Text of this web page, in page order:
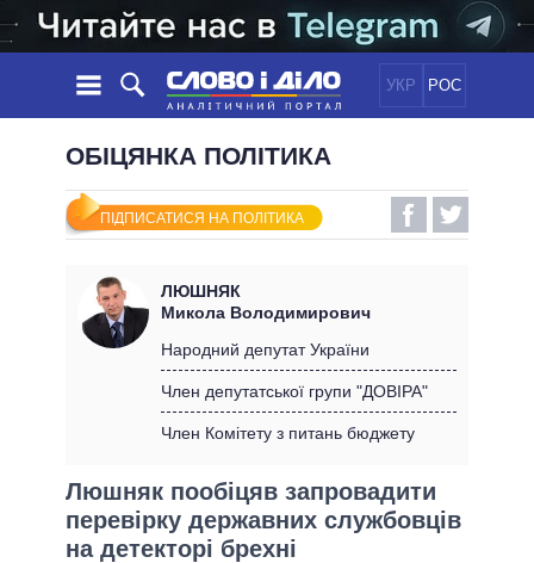
УКР РОС
НОВИНИ
СТРІЧКА
ПОДІЇ
СТАТТІ
ДУМКИ
ОГЛЯДИ
ДАЙДЖЕСТИ
ПОЛІТИКА
ЕКОНОМІКА
СВІТ
ОБIЦЯНКИ
УСІ ПОЛІТИКИ
ПРЕЗИДЕНТ І ОФІС
КАБІНЕТ МІНІСТРІВ
ГОЛОВИ ОБЛАДМІНІСТРАЦІЙ
МЕРИ МІСТ
ВСІ ПЕРСОНИ
ІНФОГРАФІКА
ВІДЕО
ПІДТРИМАТИ
ОБІЦЯНКА ПОЛІТИКА
ПІДПИСАТИСЯ НА ПОЛІТИКА
ЛЮШНЯК
Микола Володимирович
Народний депутат України
Член депутатської групи "ДОВІРА"
Член Комітету з питань бюджету
Люшняк пообіцяв запровадити
перевірку державних службовців
на детекторі брехні